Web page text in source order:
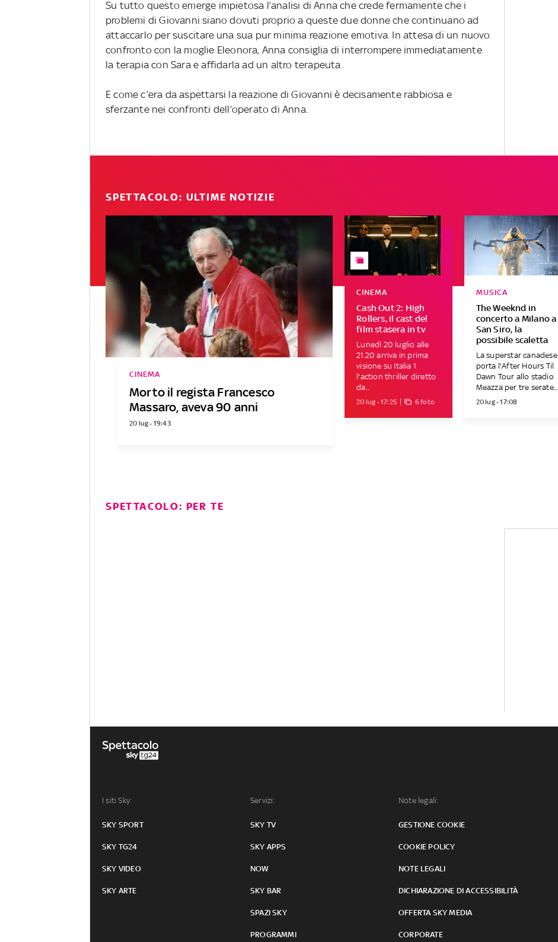
Su tutto questo emerge impietosa l’analisi di Anna che crede fermamente che i
problemi di Giovanni siano dovuti proprio a queste due donne che continuano ad
attaccarlo per suscitare una sua pur minima reazione emotiva. In attesa di un nuovo
confronto con la moglie Eleonora, Anna consiglia di interrompere immediatamente
la terapia con Sara e affidarla ad un altro terapeuta.
E come c’era da aspettarsi la reazione di Giovanni è decisamente rabbiosa e
sferzante nei confronti dell’operato di Anna.
SPETTACOLO: ULTIME NOTIZIE
Morto il regista Francesco
Massaro, aveva 90 anni
CINEMA
20 lug - 19:43
Cash Out 2: High
Rollers, il cast del
film stasera in tv
CINEMA
Lunedì 20 luglio alle
21.20 arriva in prima
visione su Italia 1
l'action thriller diretto
da...
20 lug - 17:25 6 foto
The Weeknd in
concerto a Milano a
San Siro, la
possibile scaletta
MUSICA
La superstar canadese
porta l'After Hours Til
Dawn Tour allo stadio
Meazza per tre serate...
20 lug - 17:08
SPETTACOLO: PER TE
I siti Sky:
SKY SPORT
SKY TG24
SKY VIDEO
SKY ARTE
Servizi:
SKY TV
SKY APPS
NOW
SKY BAR
SPAZI SKY
PROGRAMMI
Note legali:
GESTIONE COOKIE
COOKIE POLICY
NOTE LEGALI
DICHIARAZIONE DI ACCESSIBILITÀ
OFFERTA SKY MEDIA
CORPORATE